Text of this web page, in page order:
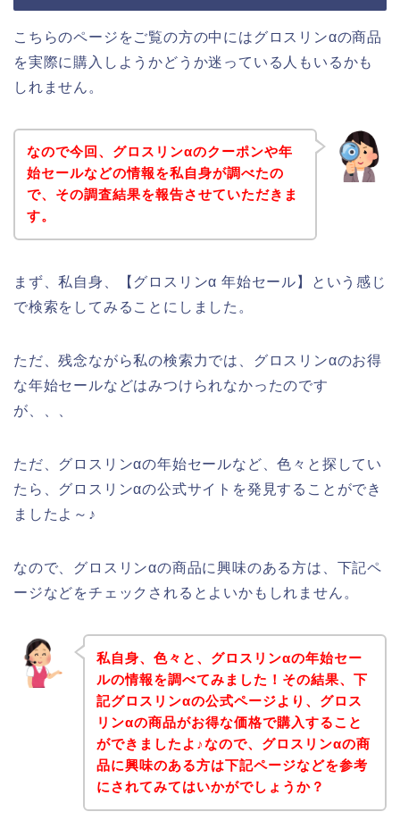
こちらのページをご覧の方の中にはグロスリンαの商品
を実際に購入しようかどうか迷っている人もいるかも
しれません。
なので今回、グロスリンαのクーポンや年
始セールなどの情報を私自身が調べたの
で、その調査結果を報告させていただきま
す。
まず、私自身、【グロスリンα 年始セール】という感じ
で検索をしてみることにしました。
ただ、残念ながら私の検索力では、グロスリンαのお得
な年始セールなどはみつけられなかったのです
が、、、
ただ、グロスリンαの年始セールなど、色々と探してい
たら、グロスリンαの公式サイトを発見することができ
ましたよ～♪
なので、グロスリンαの商品に興味のある方は、下記ペ
ージなどをチェックされるとよいかもしれません。
私自身、色々と、グロスリンαの年始セー
ルの情報を調べてみました！その結果、下
記グロスリンαの公式ページより、グロス
リンαの商品がお得な価格で購入すること
ができましたよ♪なので、グロスリンαの商
品に興味のある方は下記ページなどを参考
にされてみてはいかがでしょうか？